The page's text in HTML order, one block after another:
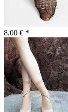
8,00 € *